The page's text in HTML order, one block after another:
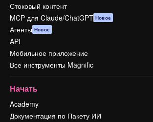
Стоковый контент
MCP для Claude/ChatGPT Новое
Агенты Новое
API
Мобильное приложение
Все инструменты Magnific
Начать
Academy
Документация по Пакету ИИ